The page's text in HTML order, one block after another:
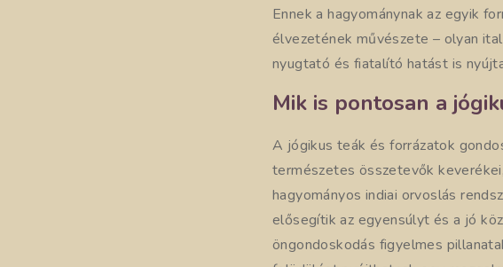
Ennek a hagyománynak az egyik
élvezetének művészete – olyan
nyugtató és fiatalító hatást is
Mik is pontosan a
A jógikus teák és forrázatok
természetes összetevők
hagyományos indiai orvoslás
elősegítik az egyensúlyt és a jó
öngondoskodás figyelmes